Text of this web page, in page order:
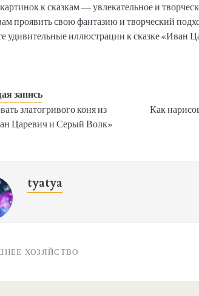
к сказкам — увлекательное и
проявить свою фантазию и творческий
удивительные иллюстрации к сказке «Иван
запись
златогривого коня из
Царевич и Серый Волк»
Как
tyatya
ХОЗЯЙСТВО